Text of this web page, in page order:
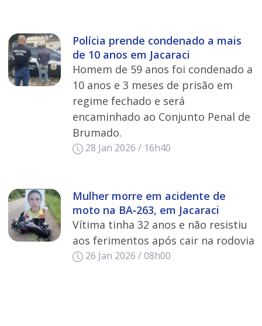
Polícia prende condenado a mais
de 10 anos em Jacaraci
Homem de 59 anos foi condenado a
10 anos e 3 meses de prisão em
regime fechado e será
encaminhado ao Conjunto Penal de
Brumado.
28 Jan 2026 / 16h40
Mulher morre em acidente de
moto na BA‑263, em Jacaraci
Vítima tinha 32 anos e não resistiu
aos ferimentos após cair na rodovia
26 Jan 2026 / 08h00